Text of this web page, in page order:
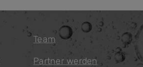
Team
Partner werden